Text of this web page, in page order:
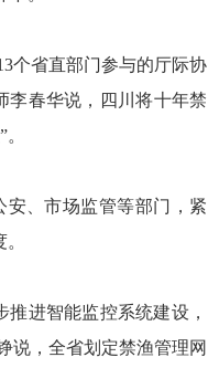
个省直部门参与的厅际协
李春华说，四川将十年禁
、市场监管等部门，紧
进智能监控系统建设，
说，全省划定禁渔管理网